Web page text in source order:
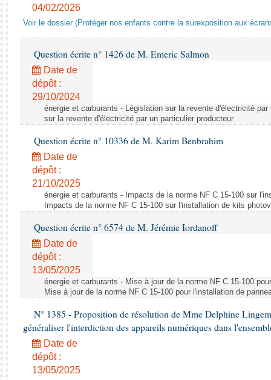
04/02/2026
Voir le dossier (Protéger nos enfants contre la surexposition aux
Question écrite n° 1426 de M. Emeric Salmon
Date de
dépôt :
29/10/2024
énergie et carburants - Législation sur la revente d'électricité
sur la revente d'électricité par un particulier producteur
Question écrite n° 10336 de M. Karim Benbrahim
Date de
dépôt :
21/10/2025
énergie et carburants - Impacts de la norme NF C 15-100 sur
Impacts de la norme NF C 15-100 sur l'installation de kits
Question écrite n° 6574 de M. Jérémie Iordanoff
Date de
dépôt :
13/05/2025
énergie et carburants - Mise à jour de la norme NF C 15-100
Mise à jour de la norme NF C 15-100 pour l'installation de
N° 1385 - Proposition de résolution de Mme Delphine
généraliser l'interdiction des appareils numériques dans
Date de
dépôt :
13/05/2025